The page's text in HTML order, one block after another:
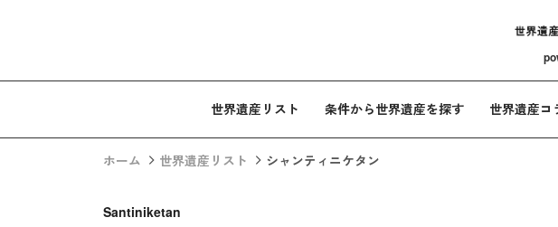
世界遺産リスト 条件から世界遺産を探す 世界遺産コ
ホーム 世界遺産リスト シャンティニケタン
Santiniketan